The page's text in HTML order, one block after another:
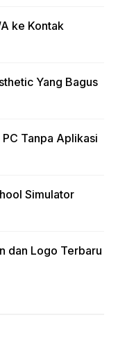
ke Kontak
Yang Bagus
Tanpa Aplikasi
Simulator
dan Logo Terbaru